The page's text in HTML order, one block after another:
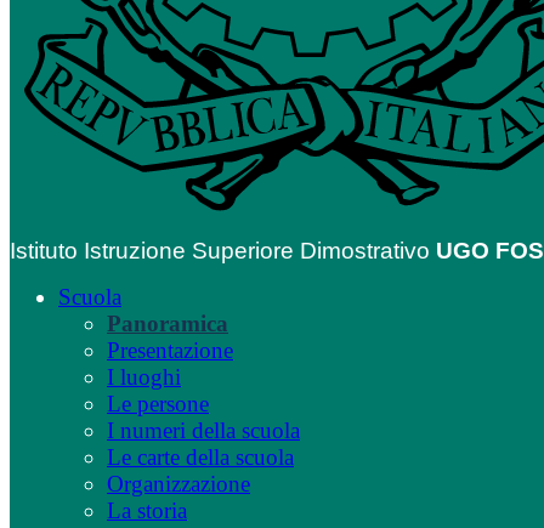
Istituto Istruzione Superiore Dimostrativo UGO
Scuola
Panoramica
Presentazione
I luoghi
Le persone
I numeri della scuola
Le carte della scuola
Organizzazione
La storia